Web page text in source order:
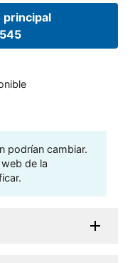
principal
podrían cambiar.
de la